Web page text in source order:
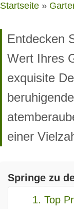
Startseite »
Entdecken
Wert Ihres
exquisite
einer
Springe zu
1. Top